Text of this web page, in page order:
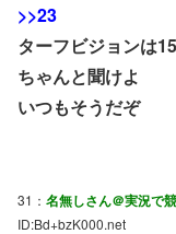
>>23
ターフビジョンは
ちゃんと聞けよ
いつもそうだぞ
31： 名無しさん＠実況で
ID:Bd+bzK000.net